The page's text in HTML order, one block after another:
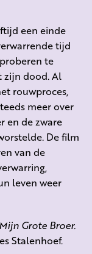
een einde
tijd
te
zijn dood. Al
rouwproces,
meer over
en de zware
De film
van de
leven weer
Mijn Grote Broer.
Stalenhoef.